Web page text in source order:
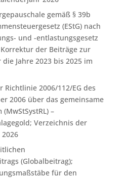
gemäß § 39b
(EStG) nach
und -entlastungsgesetz
der Beiträge zur
Jahre 2023 bis 2025 im
Richtlinie 2006/112/EG des
2006 über das gemeinsame
–
Verzeichnis der
(Globalbeitrag);
für den